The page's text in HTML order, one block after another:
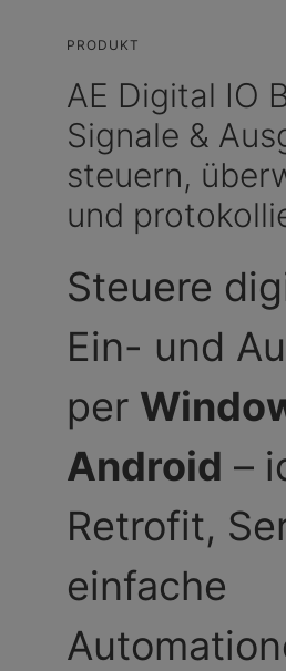
PRODUKT
AE Digital IO
Signale &
steuern,
und
Steuere
Ein- und
per
Android –
Retrofit,
einfache